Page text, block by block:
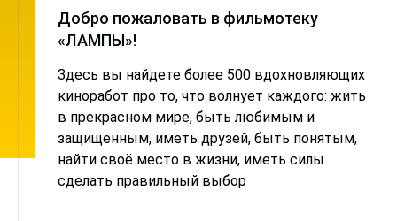
Добро пожаловать в фильмотеку
«ЛАМПЫ»!
Здесь вы найдете более 500 вдохновляющих
киноработ про то, что волнует каждого: жить
в прекрасном мире, быть любимым и
защищённым, иметь друзей, быть понятым,
найти своё место в жизни, иметь силы
сделать правильный выбор